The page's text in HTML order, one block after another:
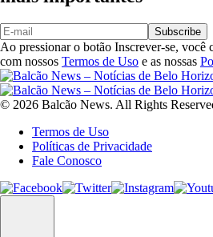
Subscribe
Ao pressionar o botão Inscrever-se, você
com nossos Termos de Uso e as nossas
© 2026 Balcão News. All Rights
Termos de Uso
Políticas de Privacidade
Fale Conosco